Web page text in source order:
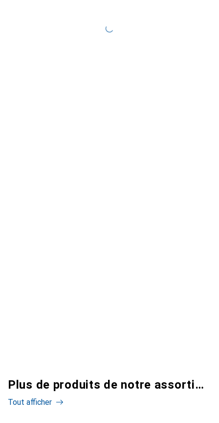
Plus de produits de notre assortiment
Tout afficher